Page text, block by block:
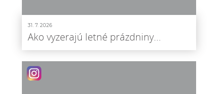
31. 7. 2026
Ako vyzerajú letné prázdniny...